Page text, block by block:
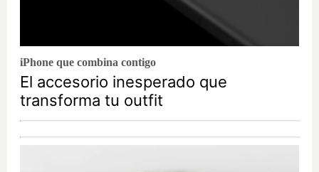
iPhone que combina contigo
El accesorio inesperado que
transforma tu outfit